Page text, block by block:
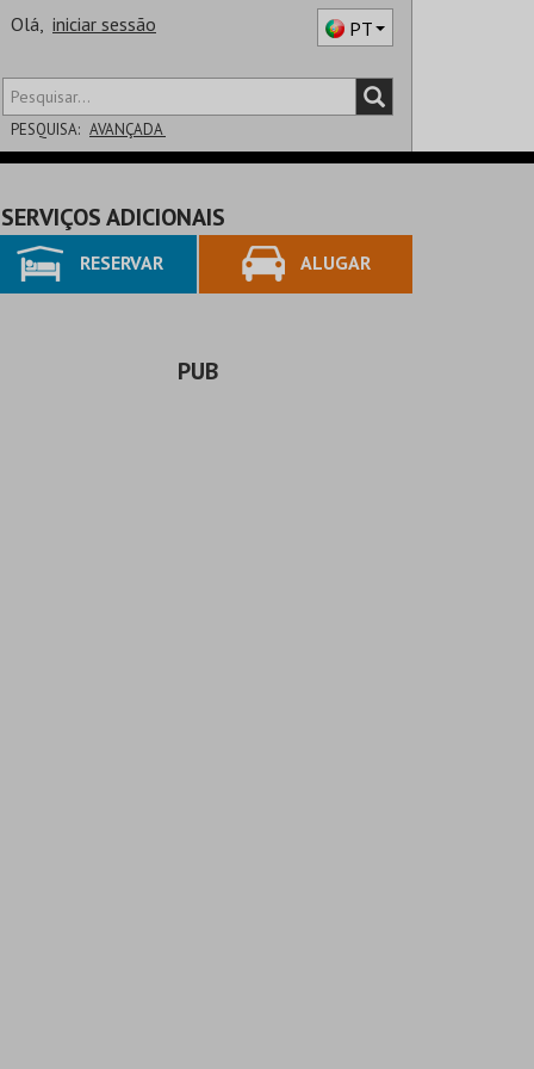
Olá, iniciar sessão PT
PESQUISA: AVANÇADA
SALA
SERVIÇOS ADICIONAIS
RESERVAR ALUGAR
PUB